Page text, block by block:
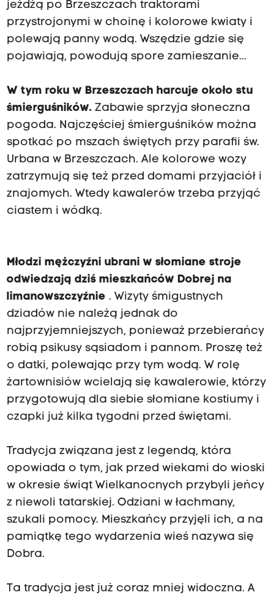
jeżdżą po Brzeszczach traktorami
przystrojonymi w choinę i kolorowe kwiaty i
polewają panny wodą. Wszędzie gdzie się
pojawiają, powodują spore zamieszanie...
W tym roku w Brzeszczach harcuje około stu
śmierguśników.Zabawie sprzyja słoneczna
pogoda. Najczęściej śmierguśników można
spotkać po mszach świętych przy parafii św.
Urbana w Brzeszczach. Ale kolorowe wozy
zatrzymują się też przed domami przyjaciół i
znajomych. Wtedy kawalerów trzeba przyjąć
ciastem i wódką.
Młodzi mężczyźni ubrani w słomiane stroje
odwiedzają dziś mieszkańców Dobrej na
limanowszczyźnie . Wizyty śmigustnych
dziadów nie należą jednak do
najprzyjemniejszych, ponieważ przebierańcy
robią psikusy sąsiadom i pannom. Proszę też
o datki, polewając przy tym wodą. W rolę
żartownisiów wcielają się kawalerowie, którzy
przygotowują dla siebie słomiane kostiumy i
czapki już kilka tygodni przed świętami.
Tradycja związana jest z legendą, która
opowiada o tym, jak przed wiekami do wioski
w okresie świąt Wielkanocnych przybyli jeńcy
z niewoli tatarskiej. Odziani w łachmany,
szukali pomocy. Mieszkańcy przyjęli ich, a na
pamiątkę tego wydarzenia wieś nazywa się
Dobra.
Ta tradycja jest już coraz mniej widoczna. A